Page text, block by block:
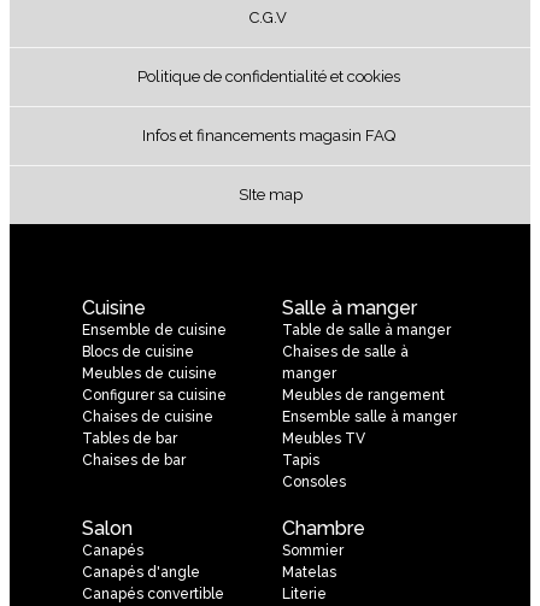
C.G.V
Politique de confidentialité et cookies
Infos et financements magasin FAQ
SIte map
Cuisine
Ensemble de cuisine
Blocs de cuisine
Meubles de cuisine
Configurer sa cuisine
Chaises de cuisine
Tables de bar
Chaises de bar
Salle à manger
Table de salle à manger
Chaises de salle à
manger
Meubles de rangement
Ensemble salle à manger
Meubles TV
Tapis
Consoles
Salon
Canapés
Canapés d'angle
Canapés convertible
Chambre
Sommier
Matelas
Literie